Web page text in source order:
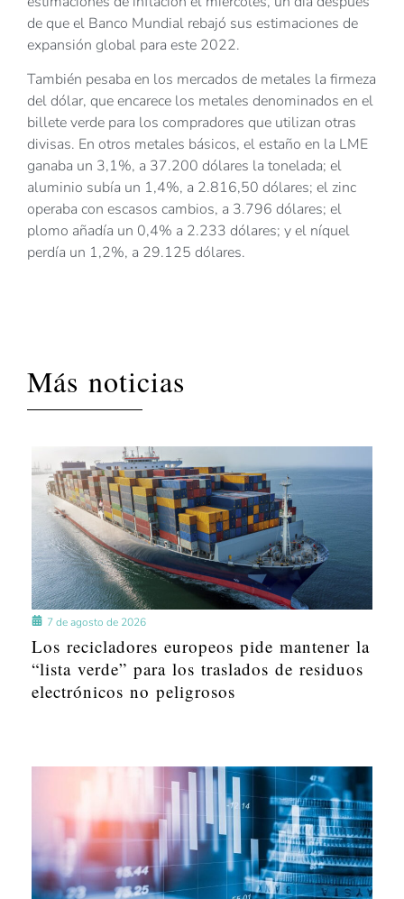
de que el Banco Mundial rebajó sus estimaciones de
expansión global para este 2022.
También pesaba en los mercados de metales la firmeza
del dólar, que encarece los metales denominados en el
billete verde para los compradores que utilizan otras
divisas. En otros metales básicos, el estaño en la LME
ganaba un 3,1%, a 37.200 dólares la tonelada; el
aluminio subía un 1,4%, a 2.816,50 dólares; el zinc
operaba con escasos cambios, a 3.796 dólares; el
plomo añadía un 0,4% a 2.233 dólares; y el níquel
perdía un 1,2%, a 29.125 dólares.
Más noticias
7 de agosto de 2026
Los recicladores europeos pide mantener la
“lista verde” para los traslados de residuos
electrónicos no peligrosos